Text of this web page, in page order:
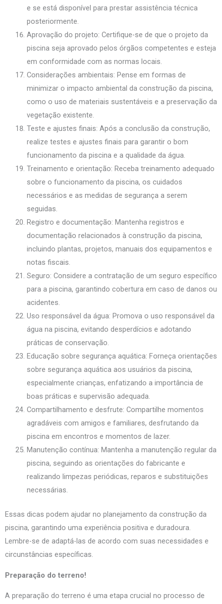
e se está disponível para prestar assistência técnica
posteriormente.
Aprovação do projeto: Certifique-se de que o projeto da
piscina seja aprovado pelos órgãos competentes e esteja
em conformidade com as normas locais.
Considerações ambientais: Pense em formas de
minimizar o impacto ambiental da construção da piscina,
como o uso de materiais sustentáveis e a preservação da
vegetação existente.
Teste e ajustes finais: Após a conclusão da construção,
realize testes e ajustes finais para garantir o bom
funcionamento da piscina e a qualidade da água.
Treinamento e orientação: Receba treinamento adequado
sobre o funcionamento da piscina, os cuidados
necessários e as medidas de segurança a serem
seguidas.
Registro e documentação: Mantenha registros e
documentação relacionados à construção da piscina,
incluindo plantas, projetos, manuais dos equipamentos e
notas fiscais.
Seguro: Considere a contratação de um seguro específico
para a piscina, garantindo cobertura em caso de danos ou
acidentes.
Uso responsável da água: Promova o uso responsável da
água na piscina, evitando desperdícios e adotando
práticas de conservação.
Educação sobre segurança aquática: Forneça orientações
sobre segurança aquática aos usuários da piscina,
especialmente crianças, enfatizando a importância de
boas práticas e supervisão adequada.
Compartilhamento e desfrute: Compartilhe momentos
agradáveis com amigos e familiares, desfrutando da
piscina em encontros e momentos de lazer.
Manutenção contínua: Mantenha a manutenção regular da
piscina, seguindo as orientações do fabricante e
realizando limpezas periódicas, reparos e substituições
necessárias.
Essas dicas podem ajudar no planejamento da construção da
piscina, garantindo uma experiência positiva e duradoura.
Lembre-se de adaptá-las de acordo com suas necessidades e
circunstâncias específicas.
Preparação do terreno!
A preparação do terreno é uma etapa crucial no processo de